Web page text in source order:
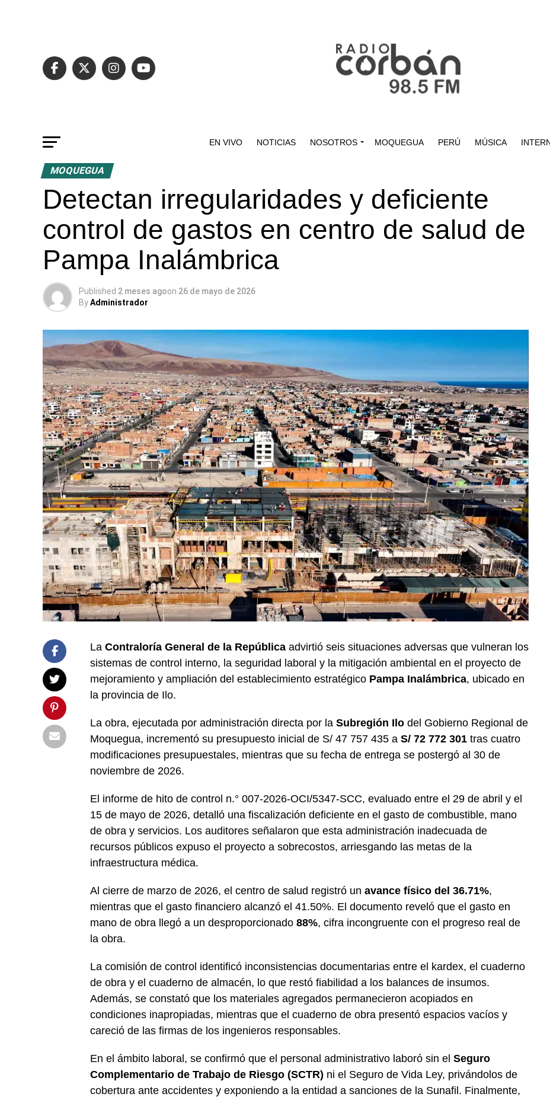
EN VIVO NOTICIAS NOSOTROS MOQUEGUA PERÚ MÚSICA
MOQUEGUA
Detectan irregularidades y deficiente
control de gastos en centro de salud de
Pampa Inalámbrica
Published 2 meses agoon 26 de mayo de 2026
ByAdministrador
La Contraloría General de la República advirtió seis situaciones adversas que vulneran los
sistemas de control interno, la seguridad laboral y la mitigación ambiental en el proyecto de
mejoramiento y ampliación del establecimiento estratégico Pampa Inalámbrica, ubicado en
la provincia de Ilo.
La obra, ejecutada por administración directa por la Subregión Ilo del Gobierno Regional de
Moquegua, incrementó su presupuesto inicial de S/ 47 757 435 a S/ 72 772 301 tras cuatro
modificaciones presupuestales, mientras que su fecha de entrega se postergó al 30 de
noviembre de 2026.
El informe de hito de control n.° 007-2026-OCI/5347-SCC, evaluado entre el 29 de abril y el
15 de mayo de 2026, detalló una fiscalización deficiente en el gasto de combustible, mano
de obra y servicios. Los auditores señalaron que esta administración inadecuada de
recursos públicos expuso el proyecto a sobrecostos, arriesgando las metas de la
infraestructura médica.
Al cierre de marzo de 2026, el centro de salud registró un avance físico del 36.71%,
mientras que el gasto financiero alcanzó el 41.50%. El documento reveló que el gasto en
mano de obra llegó a un desproporcionado 88%, cifra incongruente con el progreso real de
la obra.
La comisión de control identificó inconsistencias documentarias entre el kardex, el cuaderno
de obra y el cuaderno de almacén, lo que restó fiabilidad a los balances de insumos.
Además, se constató que los materiales agregados permanecieron acopiados en
condiciones inapropiadas, mientras que el cuaderno de obra presentó espacios vacíos y
careció de las firmas de los ingenieros responsables.
En el ámbito laboral, se confirmó que el personal administrativo laboró sin el Seguro
Complementario de Trabajo de Riesgo (SCTR) ni el Seguro de Vida Ley, privándolos de
cobertura ante accidentes y exponiendo a la entidad a sanciones de la Sunafil. Finalmente,